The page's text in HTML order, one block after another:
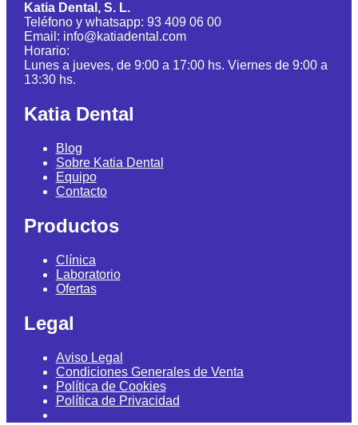
Katia Dental, S. L.
Teléfono y whatsapp: 93 409 06 00
Email: info@katiadental.com
Horario:
Lunes a jueves, de 9:00 a 17:00 hs. Viernes de 9:00 a
13:30 hs.
Katia Dental
Blog
Sobre Katia Dental
Equipo
Contacto
Productos
Clínica
Laboratorio
Ofertas
Legal
Aviso Legal
Condiciones Generales de Venta
Política de Cookies
Política de Privacidad